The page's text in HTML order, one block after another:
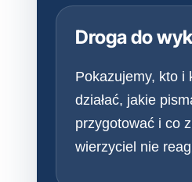
Droga do
Pokazujemy, kto i
działać, jakie
przygotować i co
wierzyciel nie